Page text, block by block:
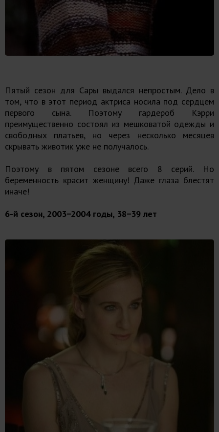
Пятый сезон для Сары выдался непростым. Дело в
том, что в этот период актриса носила под сердцем
первого сына. Поэтому гардероб Кэрри
преимущественно состоял из мешковатой одежды и
свободных платьев, но через несколько месяцев
скрывать животик уже не получалось.
Поэтому в пятом сезоне всего 8 серий. Но
беременность красит женщину! Даже глаза блестят
иначе!
6-й сезон, 2003−2004 годы, 38−39 лет